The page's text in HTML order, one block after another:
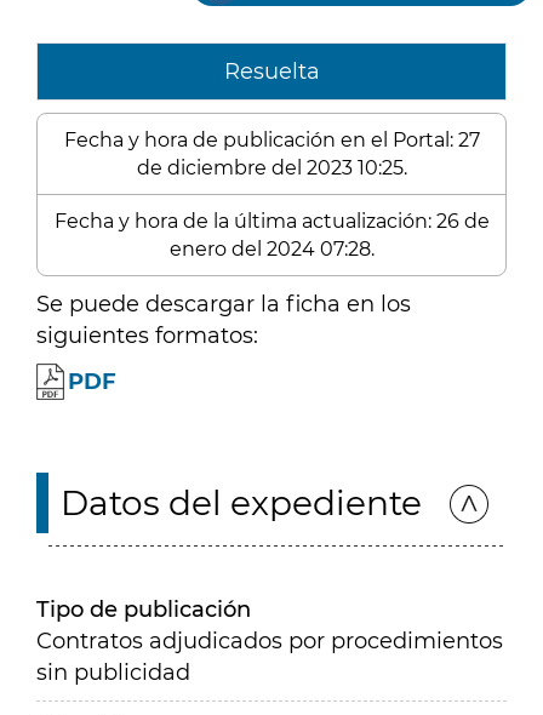
Resuelta
Fecha y hora de publicación en el Portal: 27
de diciembre del 2023 10:25.
Fecha y hora de la última actualización: 26 de
enero del 2024 07:28.
Se puede descargar la ficha en los
siguientes formatos:
PDF
Datos del expediente
Tipo de publicación
Contratos adjudicados por procedimientos
sin publicidad